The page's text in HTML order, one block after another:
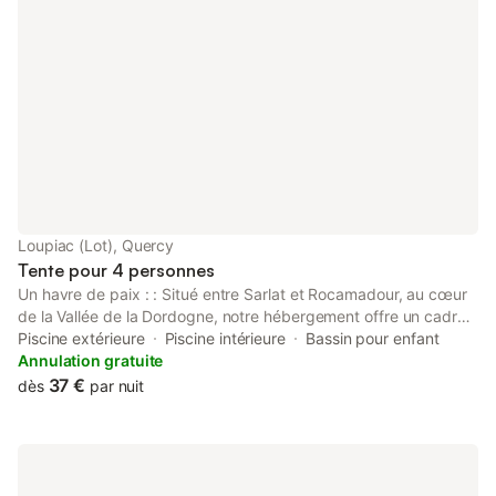
Loupiac (Lot), Quercy
Tente pour 4 personnes
Un havre de paix : : Situé entre Sarlat et Rocamadour, au cœur
de la Vallée de la Dordogne, notre hébergement offre un cadre
naturel et ombragé pour un dépaysement total. Ouvert d'Avril à
Septembre, nos résidents peuvent profiter de la piscine
couverte et chauffée pour se détendre après une journée de
Piscine extérieure Piscine intérieure
Bassin pour enfant
Annulation gratuite
dès 37 € par nuit